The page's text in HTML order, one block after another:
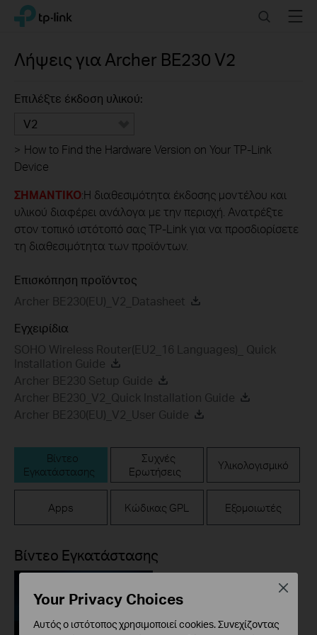
Click
navigation
TP-Link, Reliably Smart SearchMenu
Λήψεις γιαArcher BE230 V2
Επιλέξτε έκδοση υλικού:
V2
> How to Find the Hardware Version on Your TP-Link
Device
ΣΗΜΑΝΤΙΚΟ:Η διαθεσιμότητα έκδοσης μοντέλου και
υλικού διαφέρει ανάλογα με την περιοχή. Ανατρέξτε
στον τοπικό ιστότοπό σας TP-Link για να προσδιορίσετε
τη διαθεσιμότητα των προϊόντων.
Επισκόπηση προϊόντος
Archer BE230(EU)_V2_Datasheet
Εγχειρίδια
SOHO Wireless Router(EU2_16 Languages)_ Quick
Installation Guide
Archer BE230 Setup Guide
Archer BE230_V2_Quick Installation Guide
Archer BE230(EU)_V2_User Guide
Βίντεο
Εγκατάστασης
Συχνές
Ερωτήσεις
Υλικολογισμικό
Apps Κώδικας GPL Εξομοιωτές
Βίντεο Εγκατάστασης
Your Privacy Choices
Αυτός ο ιστότοπος χρησιμοποιεί cookies. Συνεχίζοντας
Close